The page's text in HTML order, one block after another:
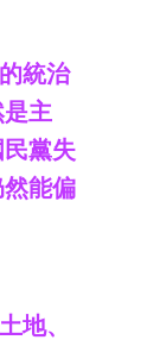
統治
主
黨失
能偏
地、